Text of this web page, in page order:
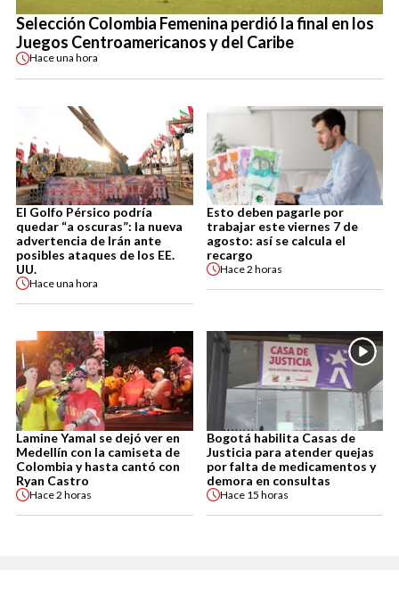
Selección Colombia Femenina perdió la final en los
Juegos Centroamericanos y del Caribe
Haceuna hora
El Golfo Pérsico podría
quedar “a oscuras”: la nueva
advertencia de Irán ante
posibles ataques de los EE.
UU.
Haceuna hora
Esto deben pagarle por
trabajar este viernes 7 de
agosto: así se calcula el
recargo
Hace2 horas
Lamine Yamal se dejó ver en
Medellín con la camiseta de
Colombia y hasta cantó con
Ryan Castro
Hace2 horas
Bogotá habilita Casas de
Justicia para atender quejas
por falta de medicamentos y
demora en consultas
Hace 15 horas